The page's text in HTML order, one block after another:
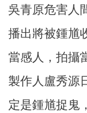
吳青原危害人
播出將被鍾馗
當感人，拍攝
製作人盧秀源
定是鍾馗捉鬼